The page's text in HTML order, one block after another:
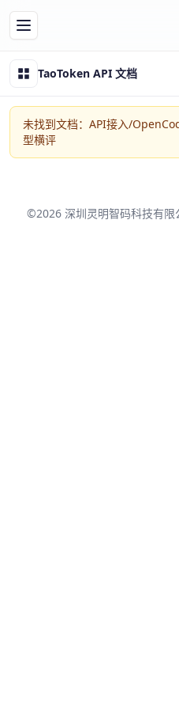
TaoToken API 文档
未找到文档：API接入/
型横评
©2026 深圳灵明智码科技有限